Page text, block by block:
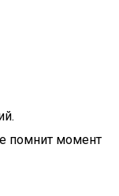
помнит момент